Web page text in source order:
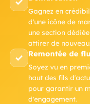
Gagnez en
d'une icône de
une section
attirer de
✓ Remontée de
Soyez vu en
haut des fils
pour garantir un
d'engagement.